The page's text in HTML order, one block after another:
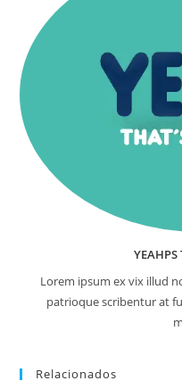
YEAHPS
Lorem ipsum ex vix illud
patrioque scribentur at
Relacionados